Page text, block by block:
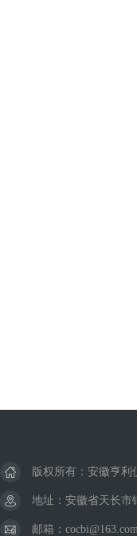
版权所有：安徽亨利
地址：安徽省天长市
邮箱：